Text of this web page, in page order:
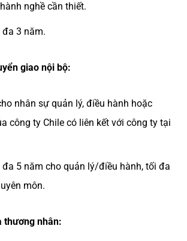
nghề cần thiết.
đa 3 năm.
giao nội bộ:
nhân sự quản lý, điều hành hoặc
công ty Chile có liên kết với công ty tại
đa 5 năm cho quản lý/điều hành, tối đa
môn.
thương nhân: